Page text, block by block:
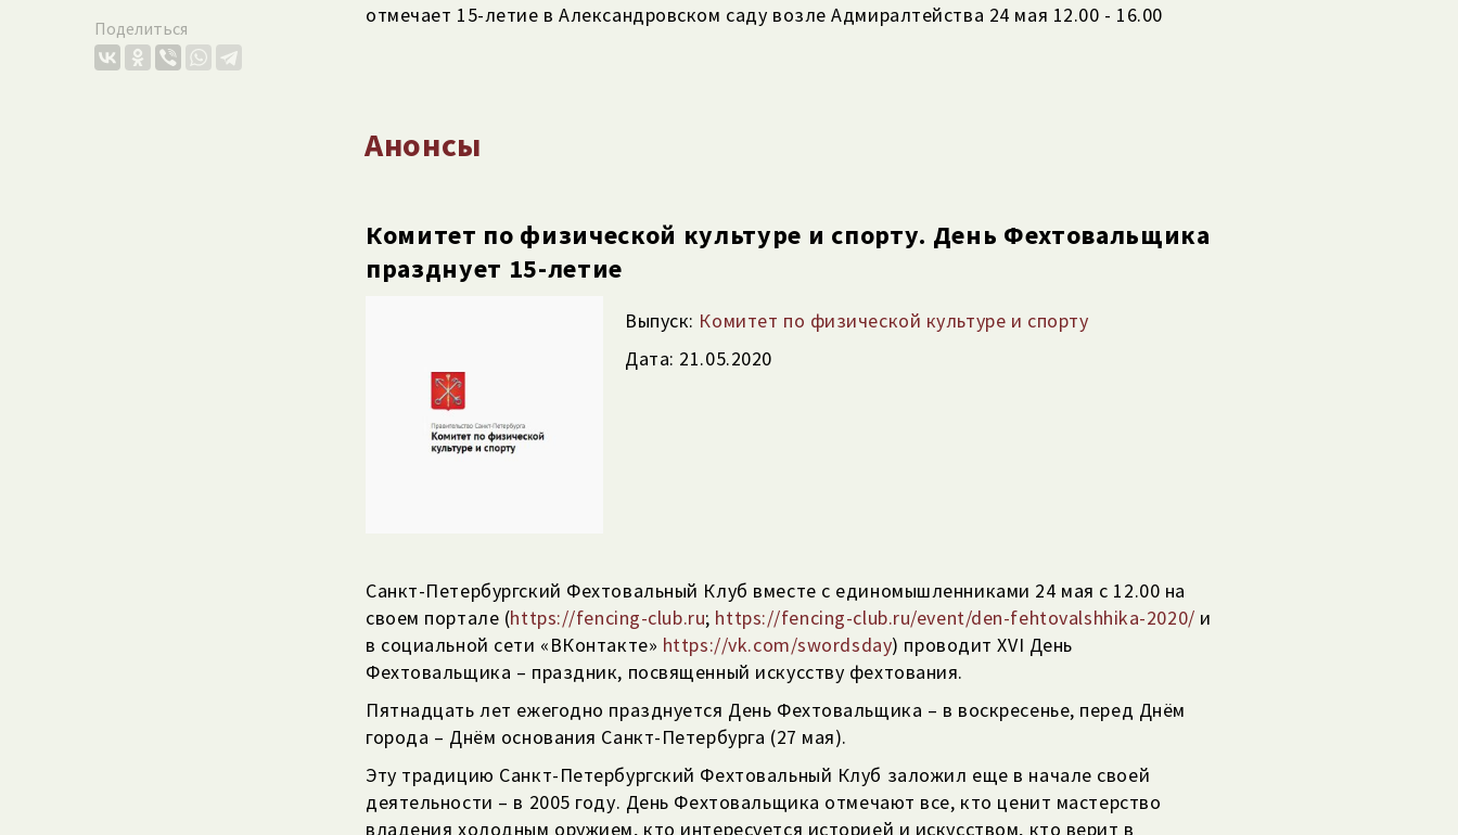
Поделиться
отмечает 15-летие в Александровском саду возле Адмиралтейства 24 мая 12.00 - 16.00
Анонсы
Комитет по физической культуре и спорту. День Фехтовальщика
празднует 15-летие
Выпуск: Комитет по физической культуре и спорту
Дата: 21.05.2020
Санкт-Петербургский Фехтовальный Клуб вместе с единомышленниками 24 мая с 12.00 на
своем портале (https://fencing-club.ru; https://fencing-club.ru/event/den-fehtovalshhika-2020/ и
в социальной сети «ВКонтакте» https://vk.com/swordsday) проводит XVI День
Фехтовальщика – праздник, посвященный искусству фехтования.
Пятнадцать лет ежегодно празднуется День Фехтовальщика – в воскресенье, перед Днём
города – Днём основания Санкт-Петербурга (27 мая).
Эту традицию Санкт-Петербургский Фехтовальный Клуб заложил еще в начале своей
деятельности – в 2005 году. День Фехтовальщика отмечают все, кто ценит мастерство
владения холодным оружием, кто интересуется историей и искусством, кто верит в